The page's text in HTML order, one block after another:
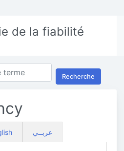
de la fiabilité
Recherche
عربــي